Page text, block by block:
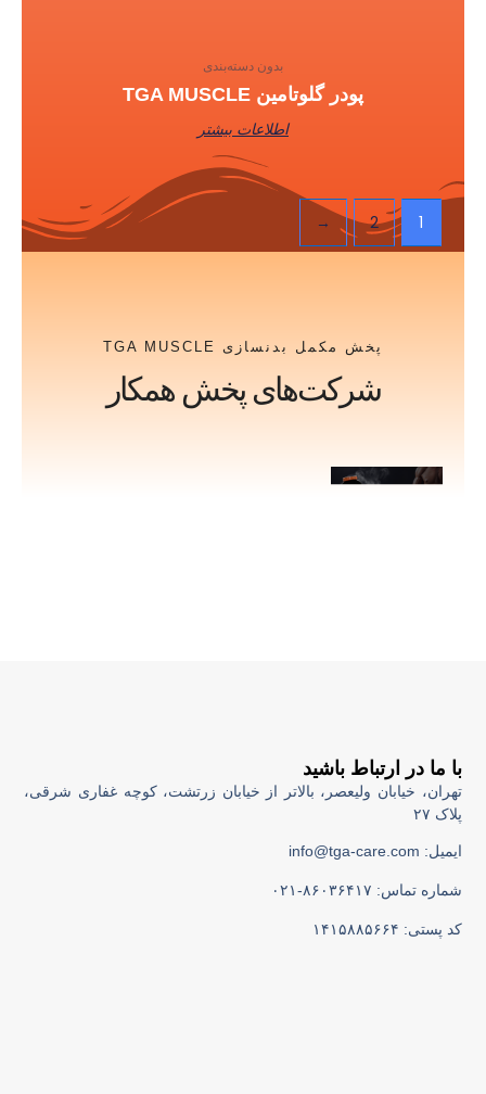
بدون دسته‌بندی
پودر گلوتامین TGA MUSCLE
اطلاعات بیشتر
1
2
←
پخش مکمل بدنسازی TGA MUSCLE
شرکت‌های پخش همکار
با ما در ارتباط باشید
تهران، خیابان ولیعصر، بالاتر از خیابان زرتشت، کوچه غفاری شرقی،
پلاک ۲۷
ایمیل: info@tga-care.com
شماره تماس: ۸۶۰۳۶۴۱۷-۰۲۱
کد پستی: ۱۴۱۵۸۸۵۶۶۴